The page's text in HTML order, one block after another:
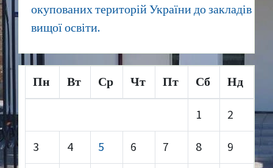
окупованих територій України до закладів
вищої освіти.
Пн Вт Ср Чт Пт Сб Нд
1 2
3 4 5 6 7 8 9